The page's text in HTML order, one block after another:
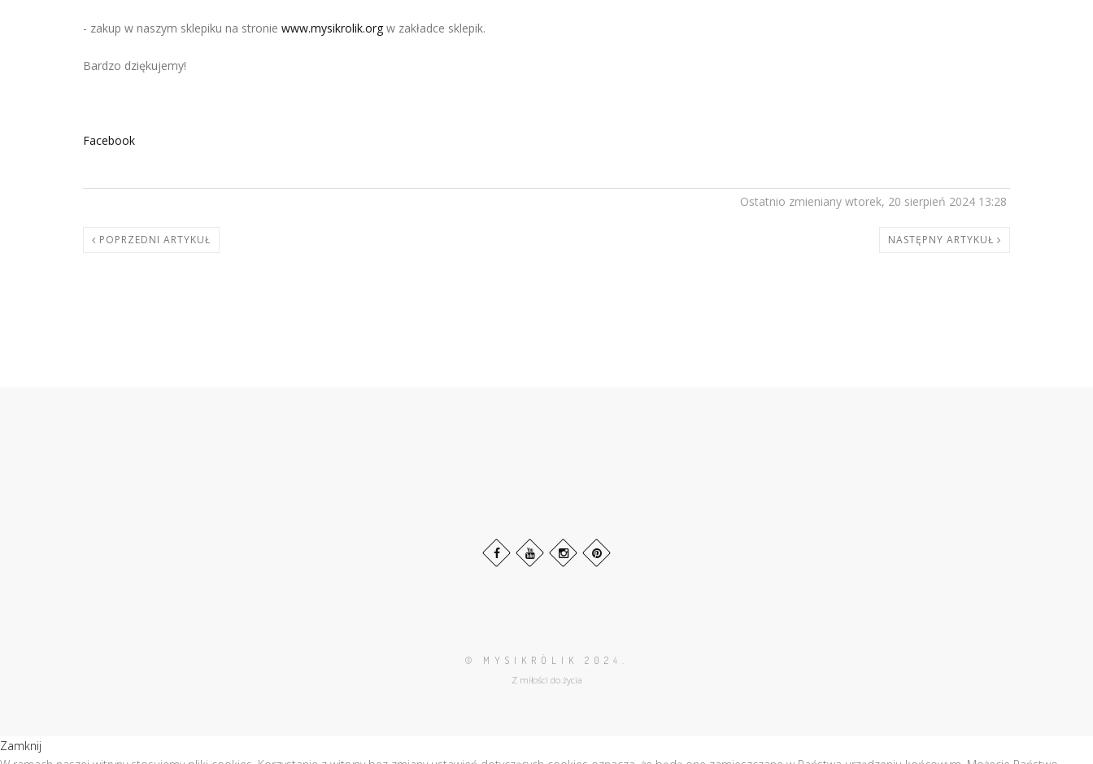
- zakup w naszym sklepiku na stronie www.mysikrolik.org w zakładce sklepik.
Bardzo dziękujemy!
Facebook
Ostatnio zmieniany wtorek, 20 sierpień 2024 13:28
POPRZEDNI ARTYKUŁ NASTĘPNY ARTYKUŁ
© MYSIKRÓLIK 202 4.
Z miłości do życia
Zamknij